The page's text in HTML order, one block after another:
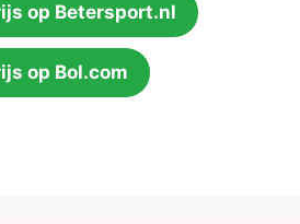
op Betersport.nl
op Bol.com